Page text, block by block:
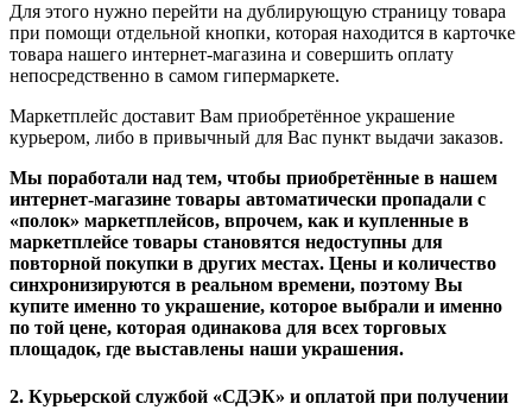
Для этого нужно перейти на дублирующую страницу товара
при помощи отдельной кнопки, которая находится в карточке
товара нашего интернет-магазина и совершить оплату
непосредственно в самом гипермаркете.
Маркетплейс доставит Вам приобретённое украшение
курьером, либо в привычный для Вас пункт выдачи заказов.
Мы поработали над тем, чтобы приобретённые в нашем
интернет-магазине товары автоматически пропадали с
«полок» маркетплейсов, впрочем, как и купленные в
маркетплейсе товары становятся недоступны для
повторной покупки в других местах. Цены и количество
синхронизируются в реальном времени, поэтому Вы
купите именно то украшение, которое выбрали и именно
по той цене, которая одинакова для всех торговых
площадок, где выставлены наши украшения.
2. Курьерской службой «СДЭК» и оплатой при получении